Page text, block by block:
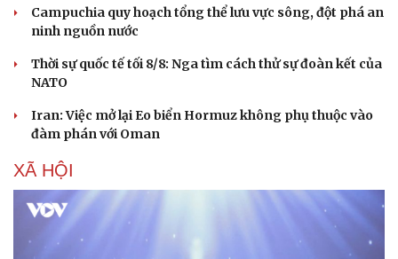
Doanh nghiệp
Thông tin doanh nghiệp
Doanh nhân
Vì cộng đồng
Công nghệ
Trải nghiệm
Campuchia quy hoạch tổng thể lưu vực sông, đột phá an
ninh nguồn nước
Thời sự quốc tế tối 8/8: Nga tìm cách thử sự đoàn kết của
NATO
Iran: Việc mở lại Eo biển Hormuz không phụ thuộc vào
đàm phán với Oman
XÃ HỘI